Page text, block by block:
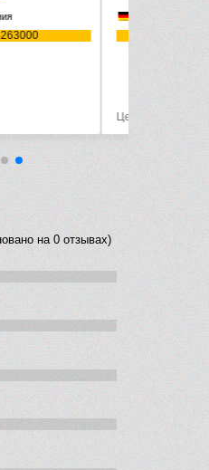
1025505-00
на 0 отзывах)